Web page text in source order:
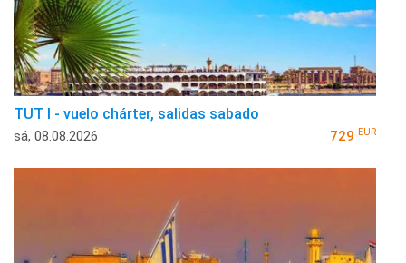
TUT I - vuelo chárter, salidas sabado
sá, 08.08.2026 729 EUR